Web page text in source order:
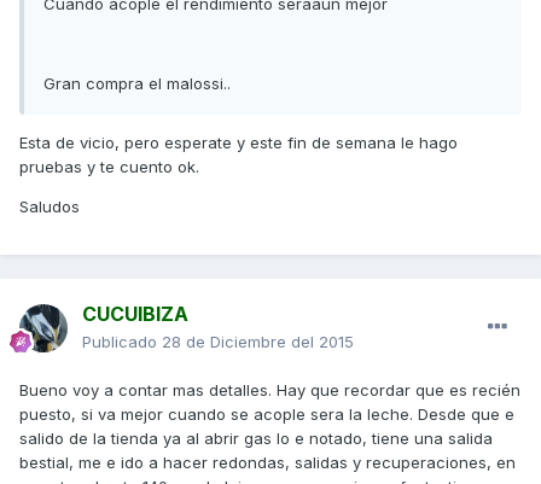
Cuando acople el rendimiento seraaun mejor
Gran compra el malossi..
Esta de vicio, pero esperate y este fin de semana le hago
pruebas y te cuento ok.
Saludos
CUCUIBIZA
Publicado 28 de Diciembre del 2015
Bueno voy a contar mas detalles. Hay que recordar que es recién
puesto, si va mejor cuando se acople sera la leche. Desde que e
salido de la tienda ya al abrir gas lo e notado, tiene una salida
bestial, me e ido a hacer redondas, salidas y recuperaciones, en